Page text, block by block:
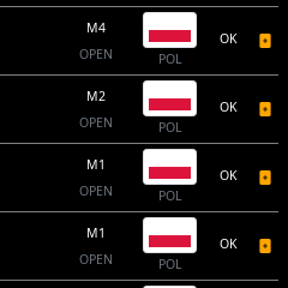
M4
OPEN
POL
OK
M2
OPEN
POL
OK
M1
OPEN
POL
OK
M1
OPEN
POL
OK